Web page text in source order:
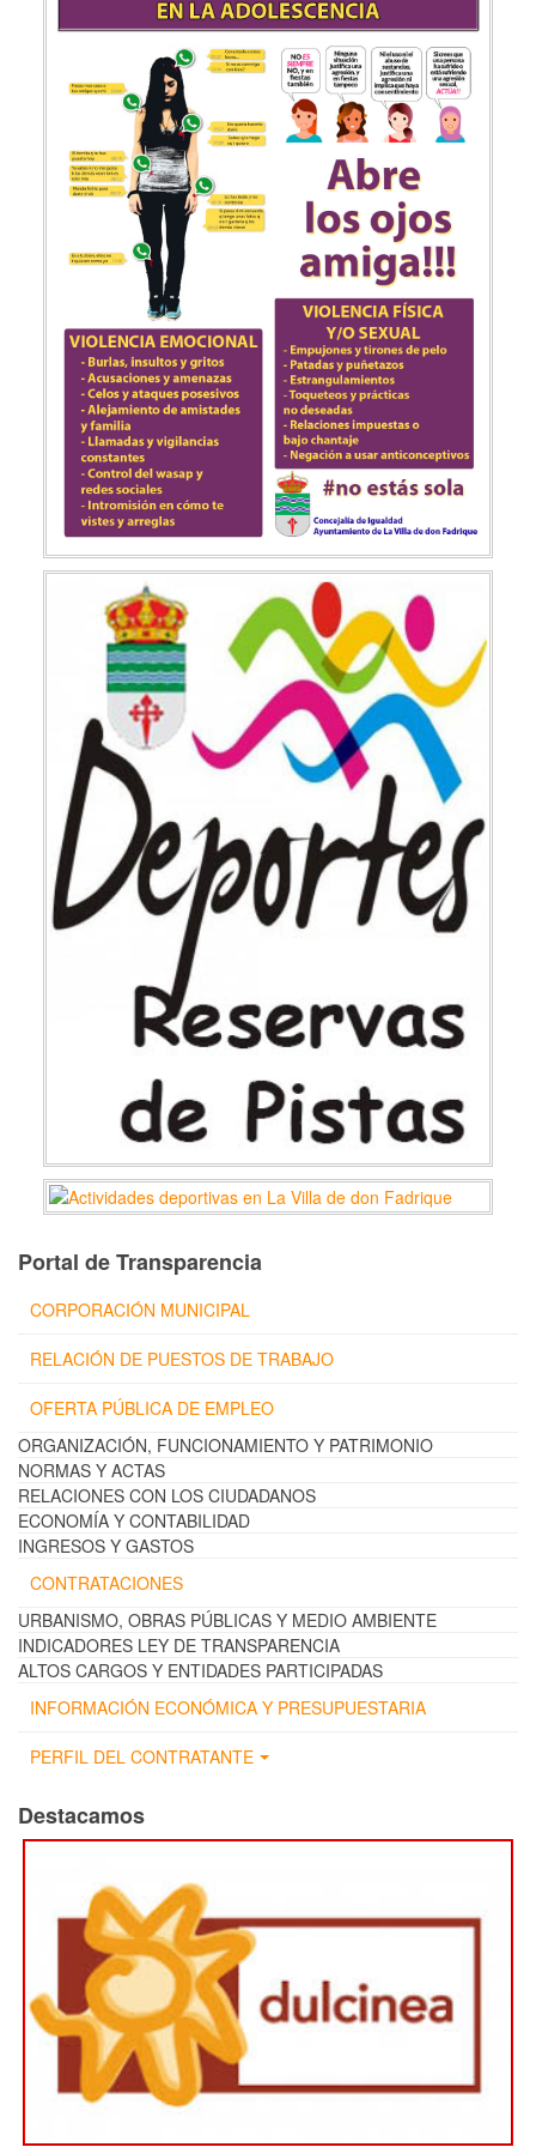
Portal de Transparencia
CORPORACIÓN MUNICIPAL
RELACIÓN DE PUESTOS DE TRABAJO
OFERTA PÚBLICA DE EMPLEO
ORGANIZACIÓN, FUNCIONAMIENTO Y PATRIMONIO
NORMAS Y ACTAS
RELACIONES CON LOS CIUDADANOS
ECONOMÍA Y CONTABILIDAD
INGRESOS Y GASTOS
CONTRATACIONES
URBANISMO, OBRAS PÚBLICAS Y MEDIO AMBIENTE
INDICADORES LEY DE TRANSPARENCIA
ALTOS CARGOS Y ENTIDADES PARTICIPADAS
INFORMACIÓN ECONÓMICA Y PRESUPUESTARIA
PERFIL DEL CONTRATANTE
Destacamos